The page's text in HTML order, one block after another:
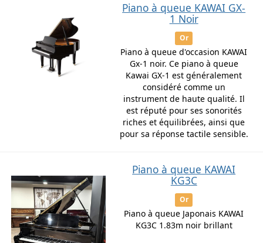
Piano à queue KAWAI GX-
1 Noir
Or
Piano à queue d'occasion KAWAI
Gx-1 noir. Ce piano à queue
Kawai GX-1 est généralement
considéré comme un
instrument de haute qualité. Il
est réputé pour ses sonorités
riches et équilibrées, ainsi que
pour sa réponse tactile sensible.
Piano à queue KAWAI
KG3C
Or
Piano à queue Japonais KAWAI
KG3C 1.83m noir brillant